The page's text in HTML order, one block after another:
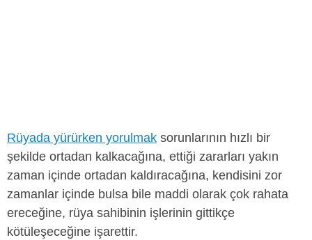
Rüyada yürürken yorulmak sorunlarının hızlı bir
şekilde ortadan kalkacağına, ettiği zararları yakın
zaman içinde ortadan kaldıracağına, kendisini zor
zamanlar içinde bulsa bile maddi olarak çok rahata
ereceğine, rüya sahibinin işlerinin gittikçe
kötüleşeceğine işarettir.